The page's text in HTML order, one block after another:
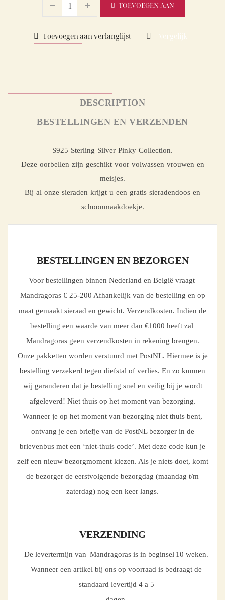
TOEVOEGEN AAN
Toevoegen aan verlanglijst Vergelijk
DESCRIPTION
BESTELLINGEN EN VERZENDEN
S925 Sterling Silver Pinky Collection.
Deze oorbellen zijn geschikt voor volwassen vrouwen en
meisjes.
Bij al onze sieraden krijgt u een gratis sieradendoos en
schoonmaakdoekje.
BESTELLINGEN EN BEZORGEN
Voor bestellingen binnen Nederland en België vraagt
Mandragoras € 25-200 Afhankelijk van de bestelling en op
maat gemaakt sieraad en gewicht. Verzendkosten. Indien de
bestelling een waarde van meer dan €1000 heeft zal
Mandragoras geen verzendkosten in rekening brengen.
Onze pakketten worden verstuurd met PostNL. Hiermee is je
bestelling verzekerd tegen diefstal of verlies. En zo kunnen
wij garanderen dat je bestelling snel en veilig bij je wordt
afgeleverd! Niet thuis op het moment van bezorging.
Wanneer je op het moment van bezorging niet thuis bent,
ontvang je een briefje van de PostNL bezorger in de
brievenbus met een ‘niet-thuis code’. Met deze code kun je
zelf een nieuw bezorgmoment kiezen. Als je niets doet, komt
de bezorger de eerstvolgende bezorgdag (maandag t/m
zaterdag) nog een keer langs.
VERZENDING
De levertermijn van Mandragoras is in beginsel 10 weken.
Wanneer een artikel bij ons op voorraad is bedraagt de
standaard levertijd 4 a 5